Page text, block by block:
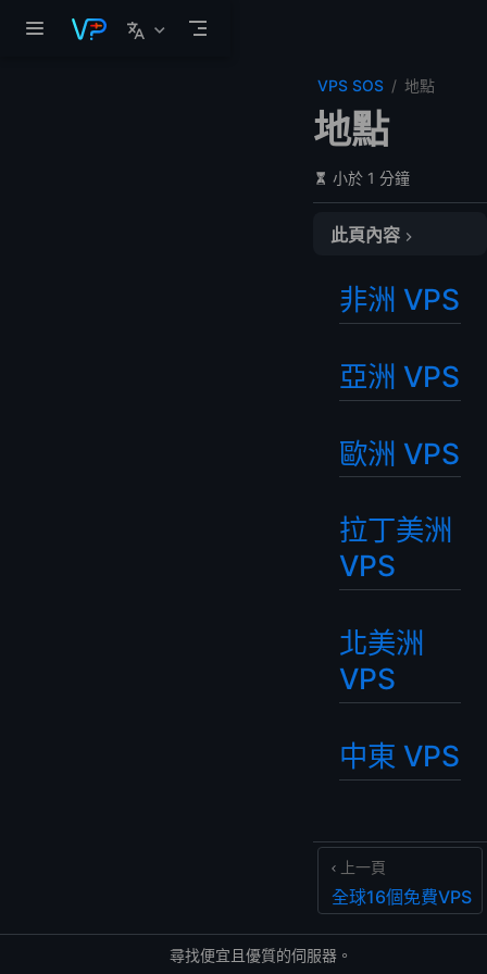
跳至主要內容
VPS SOS 地點
地點
小於 1 分鐘
此頁內容
亞洲 VPS
歐洲 VPS
拉丁美洲 VPS
北美洲 VPS
非洲 VPS
亞洲 VPS
歐洲 VPS
拉丁美洲
VPS
北美洲
VPS
中東 VPS
上一頁
全球16個免費VPS
尋找便宜且優質的伺服器。